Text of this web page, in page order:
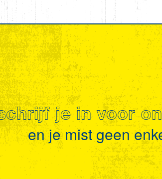
je in voor
en je mist geen